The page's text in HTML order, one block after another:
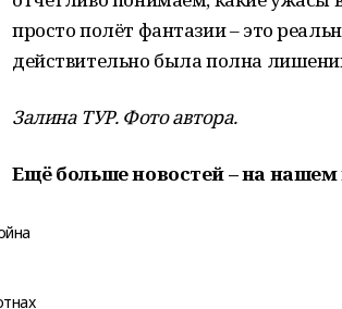
просто полёт фантазии – это
действительно была полна
Залина ТУР. Фото автора.
Ещё больше новостей – на